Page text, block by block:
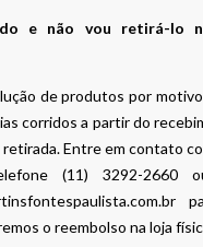
e não vou retirá-lo
de produtos por
corridos a partir do
Entre em contato
(11) 3292-2660
o reembolso na loja